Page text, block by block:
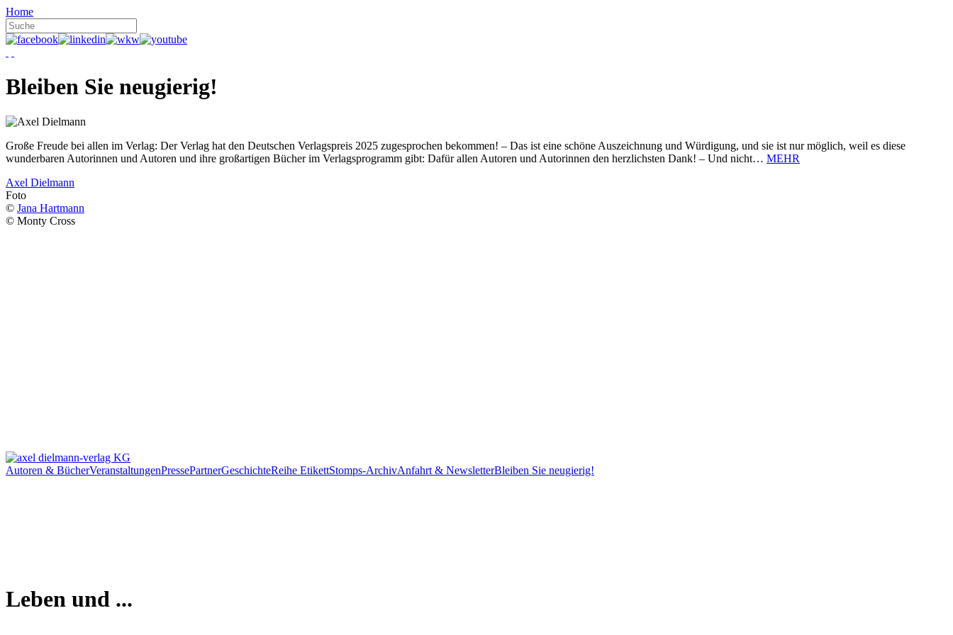
Home
Bleiben Sie neugierig!
Große Freude bei allen im Verlag: Der Verlag hat den Deutschen Verlagspreis 2025 zugesprochen bekommen! – Das ist eine schöne Auszeichnung und Würdigung, und sie ist nur möglich, weil es diese
wunderbaren Autorinnen und Autoren und ihre großartigen Bücher im Verlagsprogramm gibt: Dafür allen Autoren und Autorinnen den herzlichsten Dank! – Und nicht… MEHR
Axel Dielmann
Foto
© Jana Hartmann
© Monty Cross
Autoren & BücherVeranstaltungenPressePartnerGeschichteReihe EtikettStomps-ArchivAnfahrt & NewsletterBleiben Sie neugierig!
Leben und ...